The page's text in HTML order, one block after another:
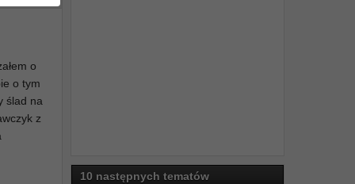
o
o tym
ślad na
z
10 następnych tematów